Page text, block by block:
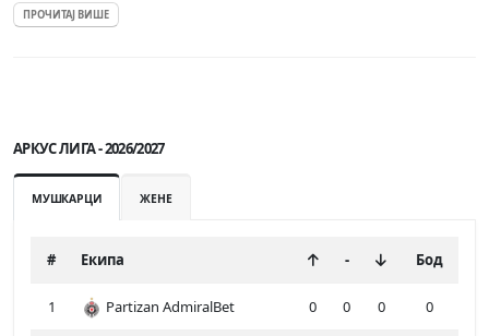
ПРОЧИТАЈ ВИШЕ
АРКУС ЛИГА - 2026/2027
МУШКАРЦИ ЖЕНЕ
# Екипа - Бод
1 Partizan AdmiralBet 0 0 0 0